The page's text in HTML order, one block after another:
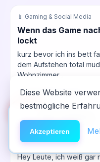
📱 Gaming & Social Media
Wenn das Game
lockt
kurz bevor ich ins bett
dem Aufstehen total
Wohnzimmer...
Von Schmetterlingsfrau
💊 Benzodiazepine & Medis
Diese
seitdem ich auf
Hey Leute, ich weiß gar
🆘Hilfe
NeelixberliN auf
wie eine echte App.
Diese Website
bestmögliche
Akzeptieren